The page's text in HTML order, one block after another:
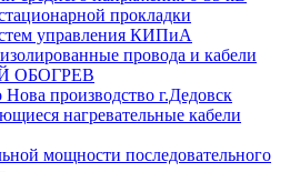
прокладки
управления КИПиА
провода и кабели
Нова производство г.Дедовск
нагревательные кабели
мощности последовательного